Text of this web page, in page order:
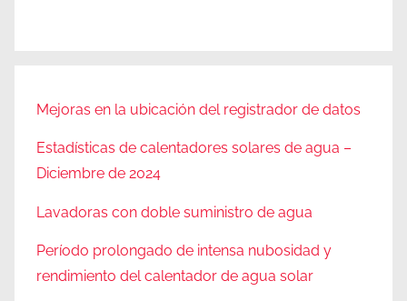
Mejoras en la ubicación del registrador de datos
Estadísticas de calentadores solares de agua –
Diciembre de 2024
Lavadoras con doble suministro de agua
Período prolongado de intensa nubosidad y
rendimiento del calentador de agua solar